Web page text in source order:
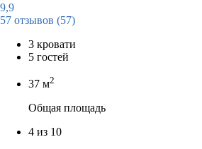
9,9
57 отзывов (57)
3 кровати
5 гостей
37 м2
Общая площадь
4 из 10